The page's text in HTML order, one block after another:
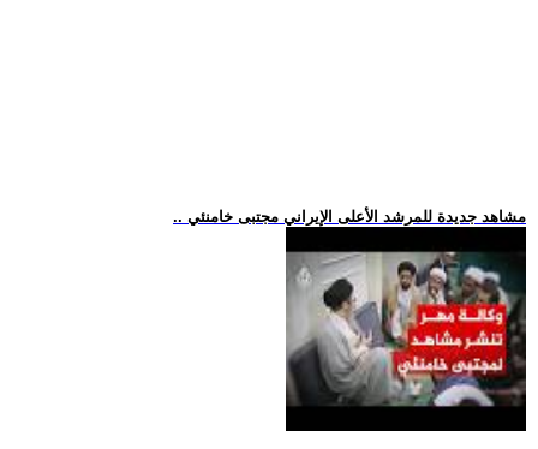
.. مشاهد جديدة للمرشد الأعلى الإيراني مجتبى خامنئي